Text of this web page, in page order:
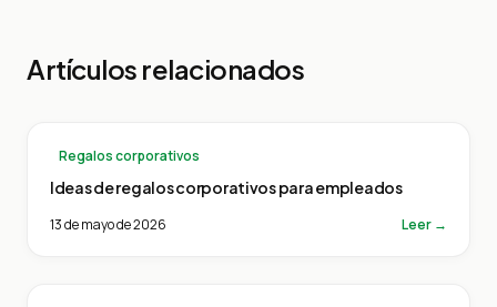
Artículos relacionados
Regalos corporativos
Ideas de regalos corporativos para empleados
13 de mayo de 2026 Leer →